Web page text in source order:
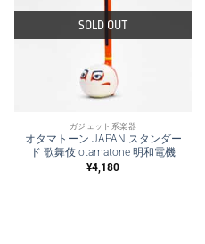
SOLD OUT
ガジェット系楽器
オタマトーン JAPAN スタンダー
ド 歌舞伎 otamatone 明和電機
¥4,180